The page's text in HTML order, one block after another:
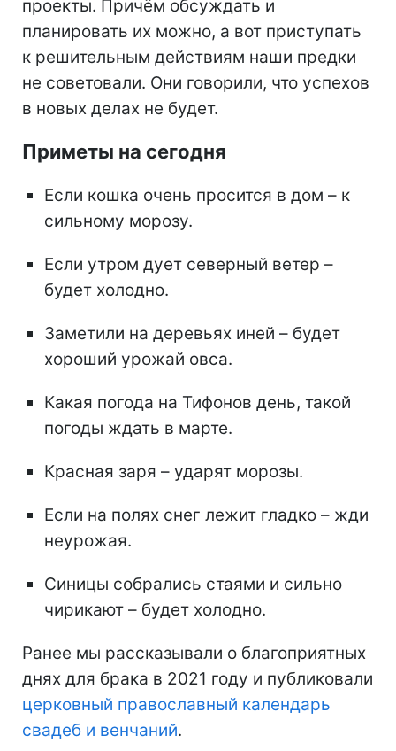
проекты. Причём обсуждать и
планировать их можно, а вот приступать
к решительным действиям наши предки
не советовали. Они говорили, что успехов
в новых делах не будет.
Приметы на сегодня
Если кошка очень просится в дом – к
сильному морозу.
Если утром дует северный ветер –
будет холодно.
Заметили на деревьях иней – будет
хороший урожай овса.
Какая погода на Тифонов день, такой
погоды ждать в марте.
Красная заря – ударят морозы.
Если на полях снег лежит гладко – жди
неурожая.
Синицы собрались стаями и сильно
чирикают – будет холодно.
Ранее мы рассказывали о благоприятных
днях для брака в 2021 году и публиковали
церковный православный календарь
свадеб и венчаний.